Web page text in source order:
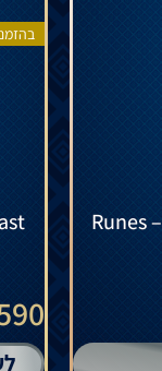
Runes
₪